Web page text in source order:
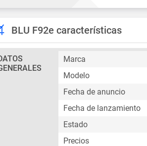
BLU F92e características
Marca
Modelo
Fecha de anuncio
Fecha de lanzamiento
Estado
Precios